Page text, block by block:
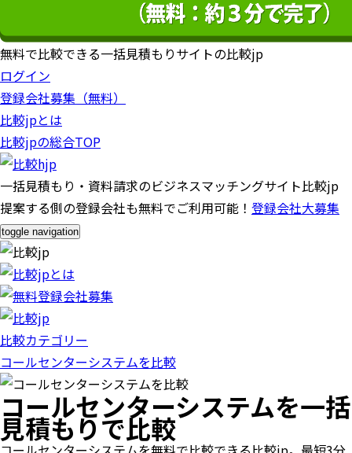
無料で比較できる一括見積もりサイトの比較jp
ログイン
登録会社募集（無料）
比較jpとは
比較jpの総合TOP
一括見積もり・資料請求のビジネスマッチングサイト比較jp
提案する側の登録会社も無料でご利用可能！ 登録会社大募集
toggle navigation
比較カテゴリー
コールセンターシステムを比較
コールセンターシステムを一括
見積もりで比較